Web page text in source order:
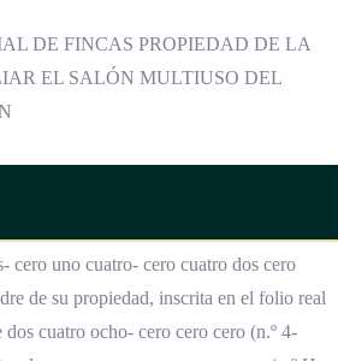
DE FINCAS PROPIEDAD DE LA
EL SALÓN MULTIUSO DEL
cero uno cuatro- cero cuatro dos cero
de su propiedad, inscrita en el folio real
cuatro ocho- cero cero cero (n.º 4-